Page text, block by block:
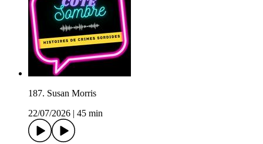
187. Susan Morris
22/07/2026
45 min